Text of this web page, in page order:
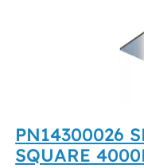
PN14300026
SQUARE